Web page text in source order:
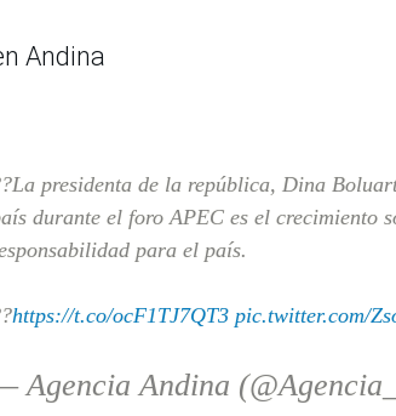
Andina
presidenta de la república, Dina
durante el foro APEC es el crecimiento
para el país.
https://t.co/ocF1TJ7QT3 pic.twitter.com/
Agencia Andina